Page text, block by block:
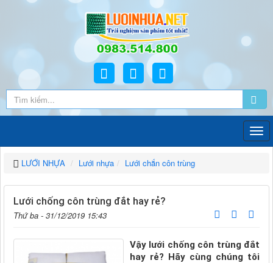
LƯỚI NHỰA Lưới nhựa Lưới chắn côn trùng
Lưới chống côn trùng đắt hay rẻ?
Thứ ba - 31/12/2019 15:43
Vậy lưới chống côn trùng đắt
hay rẻ? Hãy cùng chúng tôi